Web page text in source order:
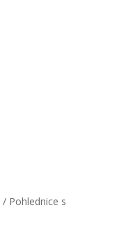
/ Pohlednice s